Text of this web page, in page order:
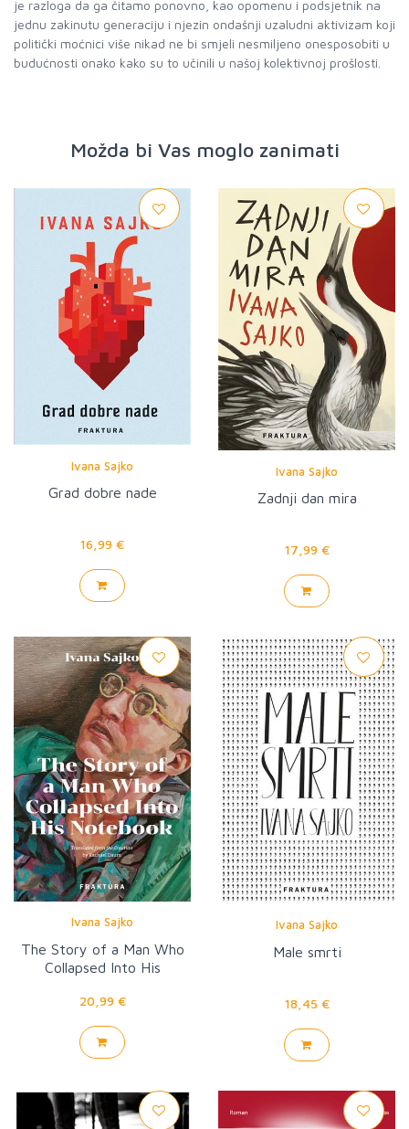
je razloga da ga čitamo ponovno, kao opomenu i podsjetnik na
jednu zakinutu generaciju i njezin ondašnji uzaludni aktivizam koji
politički moćnici više nikad ne bi smjeli nesmiljeno onesposobiti u
budućnosti onako kako su to učinili u našoj kolektivnoj prošlosti.
Možda bi Vas moglo zanimati
Ivana Sajko
Grad dobre nade
16,99 €
Ivana Sajko
Zadnji dan mira
17,99 €
Ivana Sajko
The Story of a Man Who
Collapsed Into His
20,99 €
Ivana Sajko
Male smrti
18,45 €